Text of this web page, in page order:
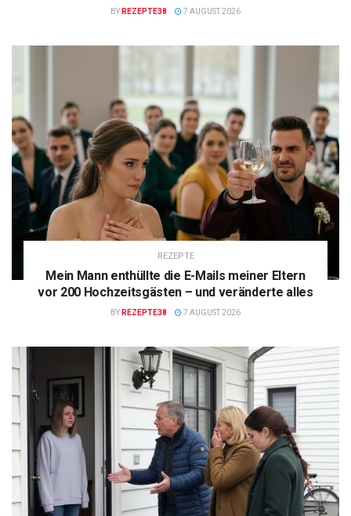
BY REZEPTE38 7 AUGUST 2026
REZEPTE
Mein Mann enthüllte die E-Mails meiner Eltern
vor 200 Hochzeitsgästen – und veränderte alles
BY REZEPTE38 7 AUGUST 2026